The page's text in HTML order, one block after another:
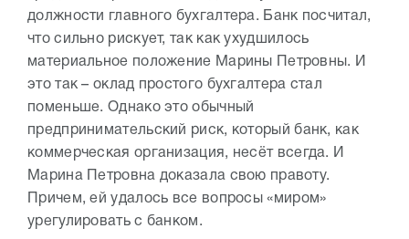
должности главного бухгалтера. Банк посчитал,
что сильно рискует, так как ухудшилось
материальное положение Марины Петровны. И
это так – оклад простого бухгалтера стал
поменьше. Однако это обычный
предпринимательский риск, который банк, как
коммерческая организация, несёт всегда. И
Марина Петровна доказала свою правоту.
Причем, ей удалось все вопросы «миром»
урегулировать с банком.